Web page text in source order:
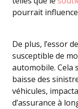
pourrait
De plus, l’essor
susceptible de
automobile. Cela
baisse des
véhicules,
d’assurance à